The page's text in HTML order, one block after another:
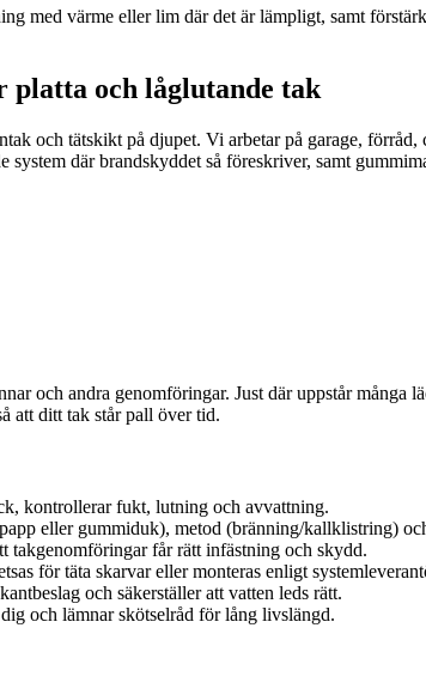
med värme eller lim där det är lämpligt, samt
och låglutande tak
och tätskikt på djupet. Vi arbetar på garage,
där brandskyddet så föreskriver, samt
och andra genomföringar. Just där uppstår många
att ditt tak står pall över tid.
kontrollerar fukt, lutning och avvattning.
eller gummiduk), metod (bränning/kallklistring)
takgenomföringar får rätt infästning och skydd.
för täta skarvar eller monteras enligt
och säkerställer att vatten leds rätt.
och lämnar skötselråd för lång livslängd.